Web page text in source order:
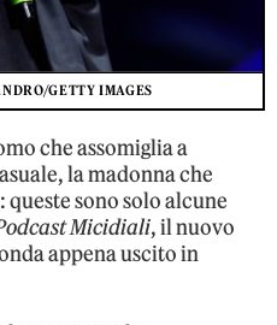
GETTY IMAGES
che assomiglia a
la madonna che
sono solo alcune
Micidiali, il nuovo
appena uscito in